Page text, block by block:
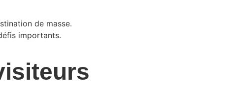
de masse.
importants.